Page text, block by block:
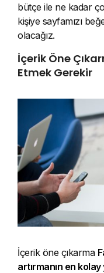
bütçe ile ne kadar
kişiye sayfamızı
olacağız.
İçerik Öne
Etmek Gerekir
İçerik öne çıkarma
artırmanın en kolay